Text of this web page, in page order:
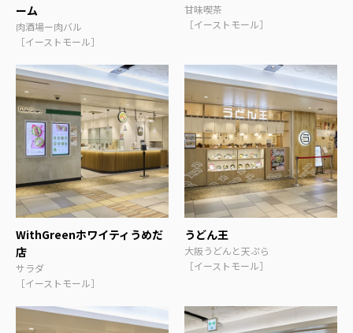
ーム
肉酒場ー肉バル
［イーストモール］
甘味喫茶
［イーストモール］
WithGreenホワイティうめだ
店
サラダ
［イーストモール］
うどん王
大阪うどんと天ぷら
［イーストモール］